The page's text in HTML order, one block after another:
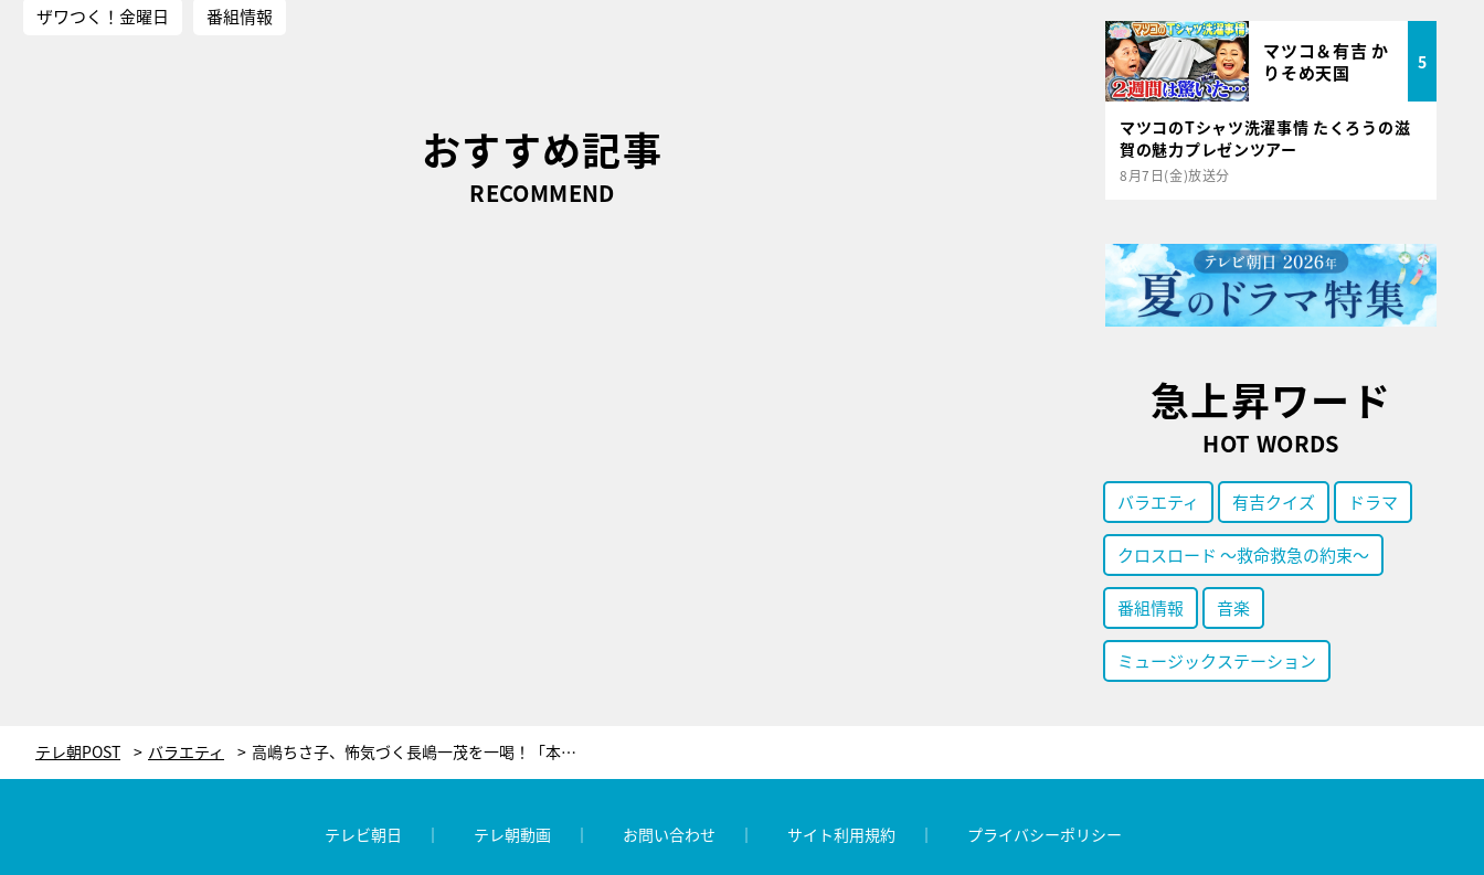
ザワつく！金曜日 番組情報
おすすめ記事
RECOMMEND
マツコ＆有吉 か
りそめ天国
5
マツコのTシャツ洗濯事情 たくろうの滋
賀の魅力プレゼンツアー
8月7日(金)放送分
急上昇ワード
HOT WORDS
バラエティ 有吉クイズ ドラマ
クロスロード ～救命救急の約束～
番組情報 音楽
ミュージックステーション
テレ朝POST バラエティ 高嶋ちさ子、怖気づく長嶋一茂を一喝！「本当に自分の言葉に責任をもたない」
テレビ朝日 テレ朝動画 お問い合わせ サイト利用規約 プライバシーポリシー